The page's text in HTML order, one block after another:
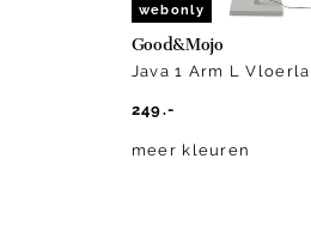
webonly
Good&Mojo
Java 1 Arm L
249.-
meer kleuren